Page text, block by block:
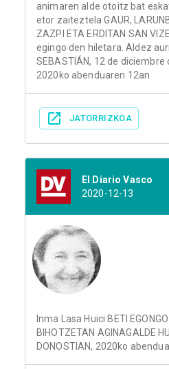
animaren alde otoitz bat
etor zaiteztela GAUR,
ZAZPI ETA ERDITAN SAN
egingo den hiletara. Aldez
SEBASTIÁN, 12 de diciembre
2020ko abenduaren 12an
JATORRIZKOA
El Diario Vasco
2020-12-13
Inma Lasa Huici BETI
BIHOTZETAN AGINAGALDE
DONOSTIAN, 2020ko